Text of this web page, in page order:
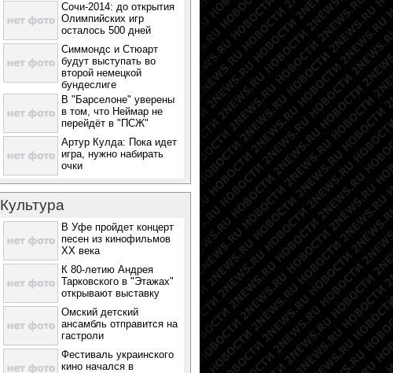
Сочи-2014: до открытия
Олимпийских игр
осталось 500 дней
Симмондс и Стюарт
будут выступать во
второй немецкой
бундеслиге
В "Барселоне" уверены
в том, что Неймар не
перейдёт в "ПСЖ"
Артур Кулда: Пока идет
игра, нужно набирать
очки
Культура
В Уфе пройдет концерт
песен из кинофильмов
ХХ века
К 80-летию Андрея
Тарковского в "Этажах"
открывают выставку
Омский детский
ансамбль отправится на
гастроли
Фестиваль украинского
кино начался в